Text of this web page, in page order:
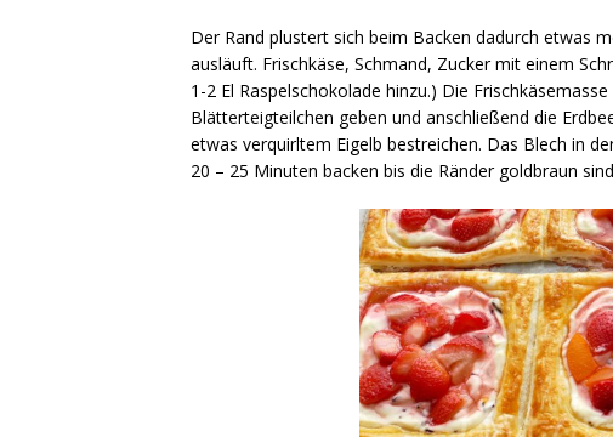
Der Rand plustert sich beim Backen dadurch etwas
ausläuft. Frischkäse, Schmand, Zucker mit einem
1-2 El Raspelschokolade hinzu.) Die
Blätterteigteilchen geben und anschließend die
etwas verquirltem Eigelb bestreichen. Das Blech in
20 – 25 Minuten backen bis die Ränder goldbraun